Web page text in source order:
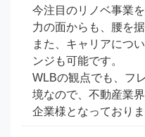
今注目のリノベ事業
力の面からも、腰を
また、キャリアにつ
ンジも可能です。
WLBの観点でも、フ
境なので、不動産業
企業様となっておりま